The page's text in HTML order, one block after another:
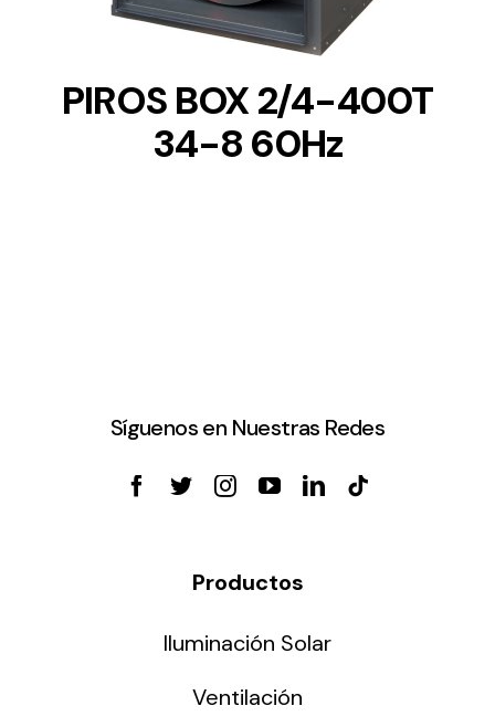
PIROS BOX 2/4-400T
34-8 60Hz
Síguenos en Nuestras Redes
Productos
Iluminación Solar
Ventilación